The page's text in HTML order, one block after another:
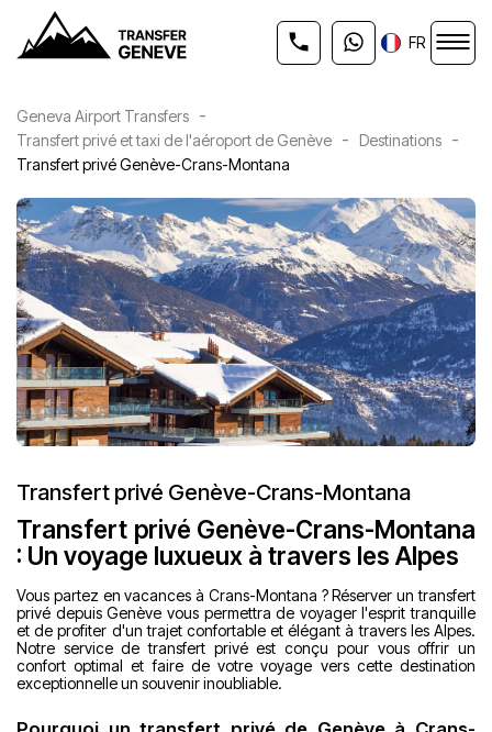
FR
Geneva Airport Transfers -
Transfert privé et taxi de l'aéroport de Genève - Destinations -
Transfert privé Genève-Crans-Montana
Transfert privé Genève-Crans-Montana
Transfert privé Genève-Crans-Montana
: Un voyage luxueux à travers les Alpes
Vous partez en vacances à Crans-Montana ? Réserver un transfert
privé depuis Genève vous permettra de voyager l'esprit tranquille
et de profiter d'un trajet confortable et élégant à travers les Alpes.
Notre service de transfert privé est conçu pour vous offrir un
confort optimal et faire de votre voyage vers cette destination
exceptionnelle un souvenir inoubliable.